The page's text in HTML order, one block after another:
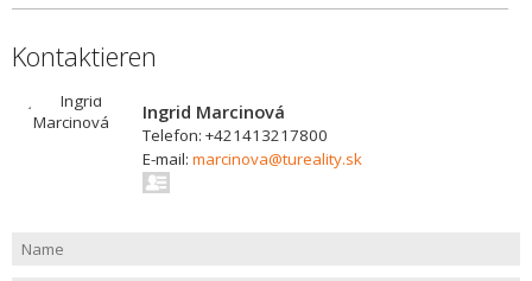
Kontaktieren
Ingrid Marcinová
Telefon: +421413217800
E-mail: marcinova@tureality.sk